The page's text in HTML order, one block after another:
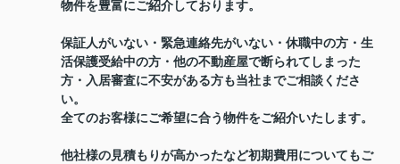
物件を豊富にご紹介しております。
保証人がいない・緊急連絡先がいない・休職中の方・生
活保護受給中の方・他の不動産屋で断られてしまった
方・入居審査に不安がある方も当社までご相談くださ
い。
全てのお客様にご希望に合う物件をご紹介いたします。
他社様の見積もりが高かったなど初期費用についてもご